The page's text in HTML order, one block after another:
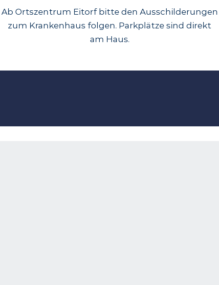
Ab Ortszentrum Eitorf bitte den Ausschilderungen
zum Krankenhaus folgen. Parkplätze sind direkt
am Haus.